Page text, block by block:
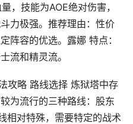
，技能为AOE绝对伤害，
力极强。推荐理由：性价
阵容的优选。露娜 特点：
流和精灵流。
攻略 路线选择 炼狱塔中存
为流行的三种路线：股东
相对特殊，需要特定的战术